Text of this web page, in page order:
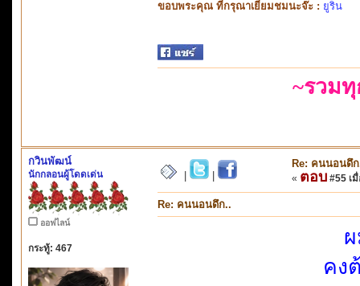
ขอบพระคุณ ที่กรุณาเยี่ยมชมนะจ๊ะ : ยูริน
~รวม
กวินพัฒน์
นักกลอนผู้โดดเด่น
ออฟไลน์
กระทู้: 467
Re: คนนอนดึ
« ตอบ #55 เ
Re: คนนอนดึก..
คง